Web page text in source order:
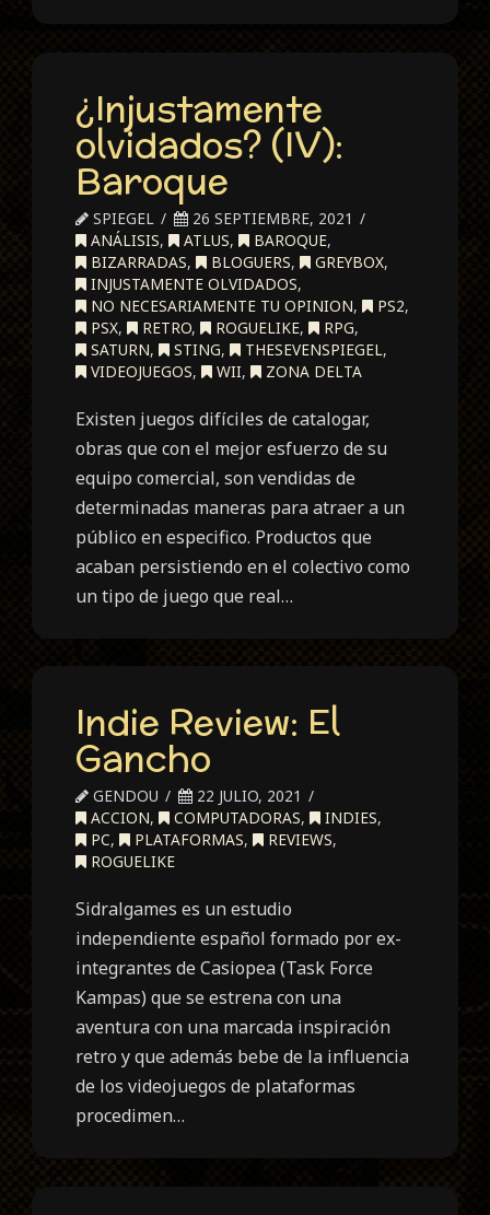
¿Injustamente
olvidados? (IV):
Baroque
SPIEGEL
26 SEPTIEMBRE, 2021
ANÁLISIS, ATLUS, BAROQUE,
BIZARRADAS, BLOGUERS, GREYBOX,
INJUSTAMENTE OLVIDADOS,
NO NECESARIAMENTE TU OPINION, PS2,
PSX, RETRO, ROGUELIKE, RPG,
SATURN, STING, THESEVENSPIEGEL,
VIDEOJUEGOS, WII, ZONA DELTA
Existen juegos difíciles de catalogar,
obras que con el mejor esfuerzo de su
equipo comercial, son vendidas de
determinadas maneras para atraer a un
público en especifico. Productos que
acaban persistiendo en el colectivo como
un tipo de juego que real…
Indie Review: El
Gancho
GENDOU
22 JULIO, 2021
ACCION, COMPUTADORAS, INDIES,
PC, PLATAFORMAS, REVIEWS,
ROGUELIKE
Sidralgames es un estudio
independiente español formado por ex-
integrantes de Casiopea (Task Force
Kampas) que se estrena con una
aventura con una marcada inspiración
retro y que además bebe de la influencia
de los videojuegos de plataformas
procedimen…